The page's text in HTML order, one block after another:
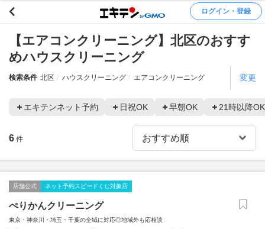
ログイン・登録
【エアコンクリーニング】北区のおすす
めハウスクリーニング
検索条件 北区 ハウスクリーニング エアコンクリーニング 変更
エキテンネット予約 日祝OK 早朝OK 21時以降OK
6 件
店舗公式 ネット予約スピードくじ対象店
ぺりかんクリーニング
東京・神奈川・埼玉・千葉の全域に対応◎地域外も応相談